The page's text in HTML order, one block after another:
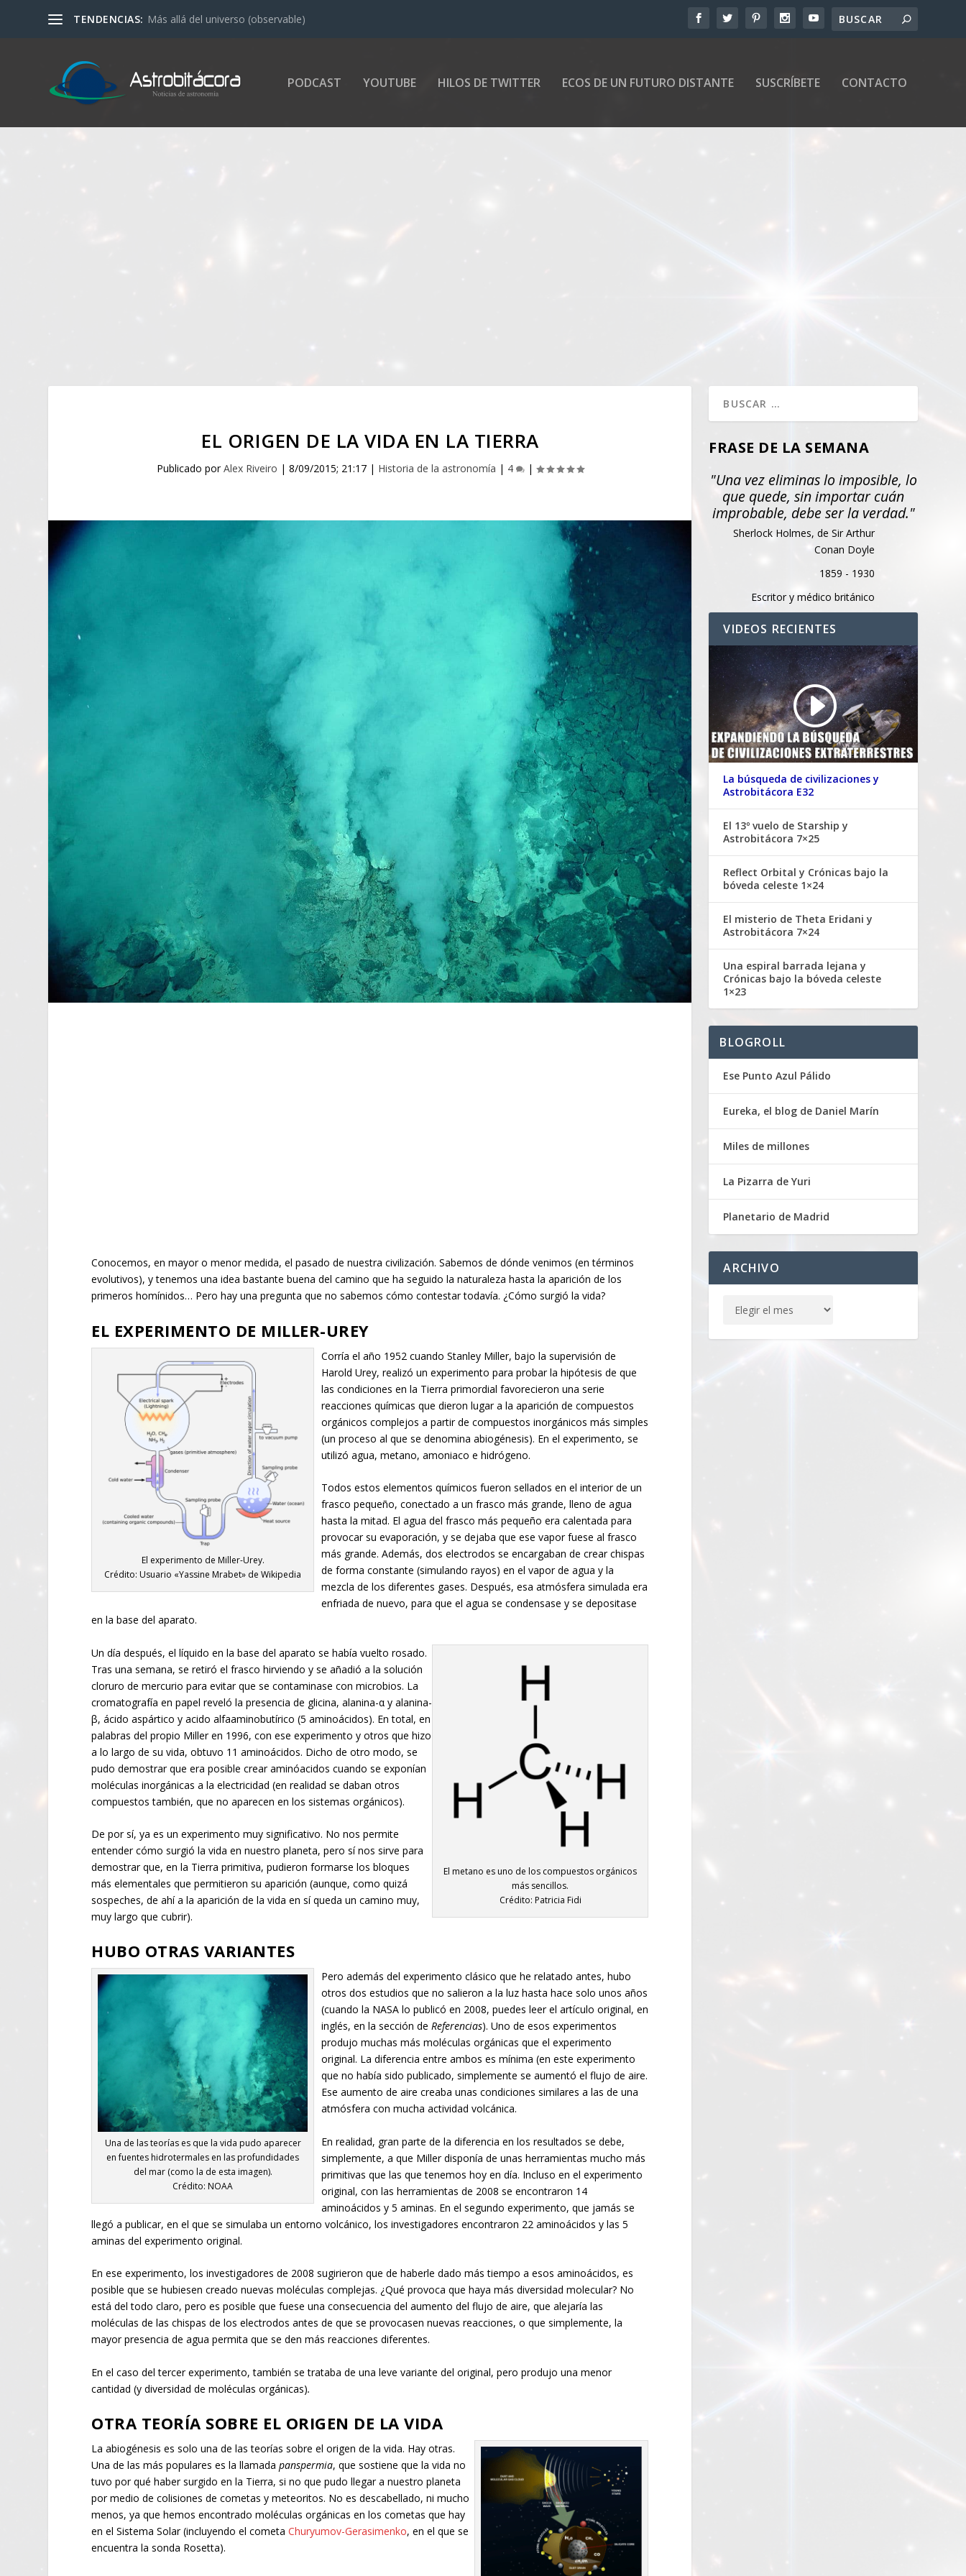
TENDENCIAS: Más allá del universo (observable)
PODCAST YOUTUBE HILOS DE TWITTER ECOS DE UN FUTURO DISTANTE SUSCRÍBETE CONTACTO
EL ORIGEN DE LA VIDA EN LA TIERRA
Publicado porAlex Riveiro | 8/09/2015; 21:17| Historia de la astronomía | 4 |
Conocemos, en mayor o menor medida, el pasado de nuestra civilización. Sabemos de dónde venimos (en términos
evolutivos), y tenemos una idea bastante buena del camino que ha seguido la naturaleza hasta la aparición de los
primeros homínidos… Pero hay una pregunta que no sabemos cómo contestar todavía. ¿Cómo surgió la vida?
EL EXPERIMENTO DE MILLER-UREY
El experimento de Miller-Urey.
Crédito: Usuario «Yassine Mrabet» de Wikipedia
Corría el año 1952 cuando Stanley Miller, bajo la supervisión de
Harold Urey, realizó un experimento para probar la hipótesis de que
las condiciones en la Tierra primordial favorecieron una serie
reacciones químicas que dieron lugar a la aparición de compuestos
orgánicos complejos a partir de compuestos inorgánicos más simples
(un proceso al que se denomina abiogénesis). En el experimento, se
utilizó agua, metano, amoniaco e hidrógeno.
Todos estos elementos químicos fueron sellados en el interior de un
frasco pequeño, conectado a un frasco más grande, lleno de agua
hasta la mitad. El agua del frasco más pequeño era calentada para
provocar su evaporación, y se dejaba que ese vapor fuese al frasco
más grande. Además, dos electrodos se encargaban de crear chispas
de forma constante (simulando rayos) en el vapor de agua y la
mezcla de los diferentes gases. Después, esa atmósfera simulada era
enfriada de nuevo, para que el agua se condensase y se depositase
en la base del aparato.
El metano es uno de los compuestos orgánicos
más sencillos.
Crédito: Patricia Fidi
Un día después, el líquido en la base del aparato se había vuelto rosado.
Tras una semana, se retiró el frasco hirviendo y se añadió a la solución
cloruro de mercurio para evitar que se contaminase con microbios. La
cromatografía en papel reveló la presencia de glicina, alanina-α y alanina-
β, ácido aspártico y acido alfaaminobutírico (5 aminoácidos). En total, en
palabras del propio Miller en 1996, con ese experimento y otros que hizo
a lo largo de su vida, obtuvo 11 aminoácidos. Dicho de otro modo, se
pudo demostrar que era posible crear aminóacidos cuando se exponían
moléculas inorgánicas a la electricidad (en realidad se daban otros
compuestos también, que no aparecen en los sistemas orgánicos).
De por sí, ya es un experimento muy significativo. No nos permite
entender cómo surgió la vida en nuestro planeta, pero sí nos sirve para
demostrar que, en la Tierra primitiva, pudieron formarse los bloques
más elementales que permitieron su aparición (aunque, como quizá
sospeches, de ahí a la aparición de la vida en sí queda un camino muy,
muy largo que cubrir).
HUBO OTRAS VARIANTES
Una de las teorías es que la vida pudo aparecer
en fuentes hidrotermales en las profundidades
del mar (como la de esta imagen).
Crédito: NOAA
Pero además del experimento clásico que he relatado antes, hubo
otros dos estudios que no salieron a la luz hasta hace solo unos años
(cuando la NASA lo publicó en 2008, puedes leer el artículo original, en
inglés, en la sección deReferencias). Uno de esos experimentos
produjo muchas más moléculas orgánicas que el experimento
original. La diferencia entre ambos es mínima (en este experimento
que no había sido publicado, simplemente se aumentó el flujo de aire.
Ese aumento de aire creaba unas condiciones similares a las de una
atmósfera con mucha actividad volcánica.
En realidad, gran parte de la diferencia en los resultados se debe,
simplemente, a que Miller disponía de unas herramientas mucho más
primitivas que las que tenemos hoy en día. Incluso en el experimento
original, con las herramientas de 2008 se encontraron 14
aminoácidos y 5 aminas. En el segundo experimento, que jamás se
llegó a publicar, en el que se simulaba un entorno volcánico, los investigadores encontraron 22 aminoácidos y las 5
aminas del experimento original.
En ese experimento, los investigadores de 2008 sugirieron que de haberle dado más tiempo a esos aminoácidos, es
posible que se hubiesen creado nuevas moléculas complejas. ¿Qué provoca que haya más diversidad molecular? No
está del todo claro, pero es posible que fuese una consecuencia del aumento del flujo de aire, que alejaría las
moléculas de las chispas de los electrodos antes de que se provocasen nuevas reacciones, o que simplemente, la
mayor presencia de agua permita que se den más reacciones diferentes.
En el caso del tercer experimento, también se trataba de una leve variante del original, pero produjo una menor
cantidad (y diversidad de moléculas orgánicas).
OTRA TEORÍA SOBRE EL ORIGEN DE LA VIDA
La abiogénesis es solo una de las teorías sobre el origen de la vida. Hay otras.
Una de las más populares es la llamadapanspermia, que sostiene que la vida no
tuvo por qué haber surgido en la Tierra, si no que pudo llegar a nuestro planeta
por medio de colisiones de cometas y meteoritos. No es descabellado, ni mucho
menos, ya que hemos encontrado moléculas orgánicas en los cometas que hay
en el Sistema Solar (incluyendo el cometaChuryumov-Gerasimenko, en el que se
encuentra la sonda Rosetta).
FRASE DE LA SEMANA
"Una vez eliminas lo imposible, lo
que quede, sin importar cuán
improbable, debe ser la verdad."
Sherlock Holmes, de Sir Arthur
Conan Doyle
1859 - 1930
Escritor y médico británico
VIDEOS RECIENTES
La búsqueda de civilizaciones y
Astrobitácora E32
El 13º vuelo de Starship y
Astrobitácora 7×25
Reflect Orbital y Crónicas bajo la
bóveda celeste 1×24
El misterio de Theta Eridani y
Astrobitácora 7×24
Una espiral barrada lejana y
Crónicas bajo la bóveda celeste
1×23
BLOGROLL
Ese Punto Azul Pálido
Eureka, el blog de Daniel Marín
Miles de millones
La Pizarra de Yuri
Planetario de Madrid
ARCHIVO